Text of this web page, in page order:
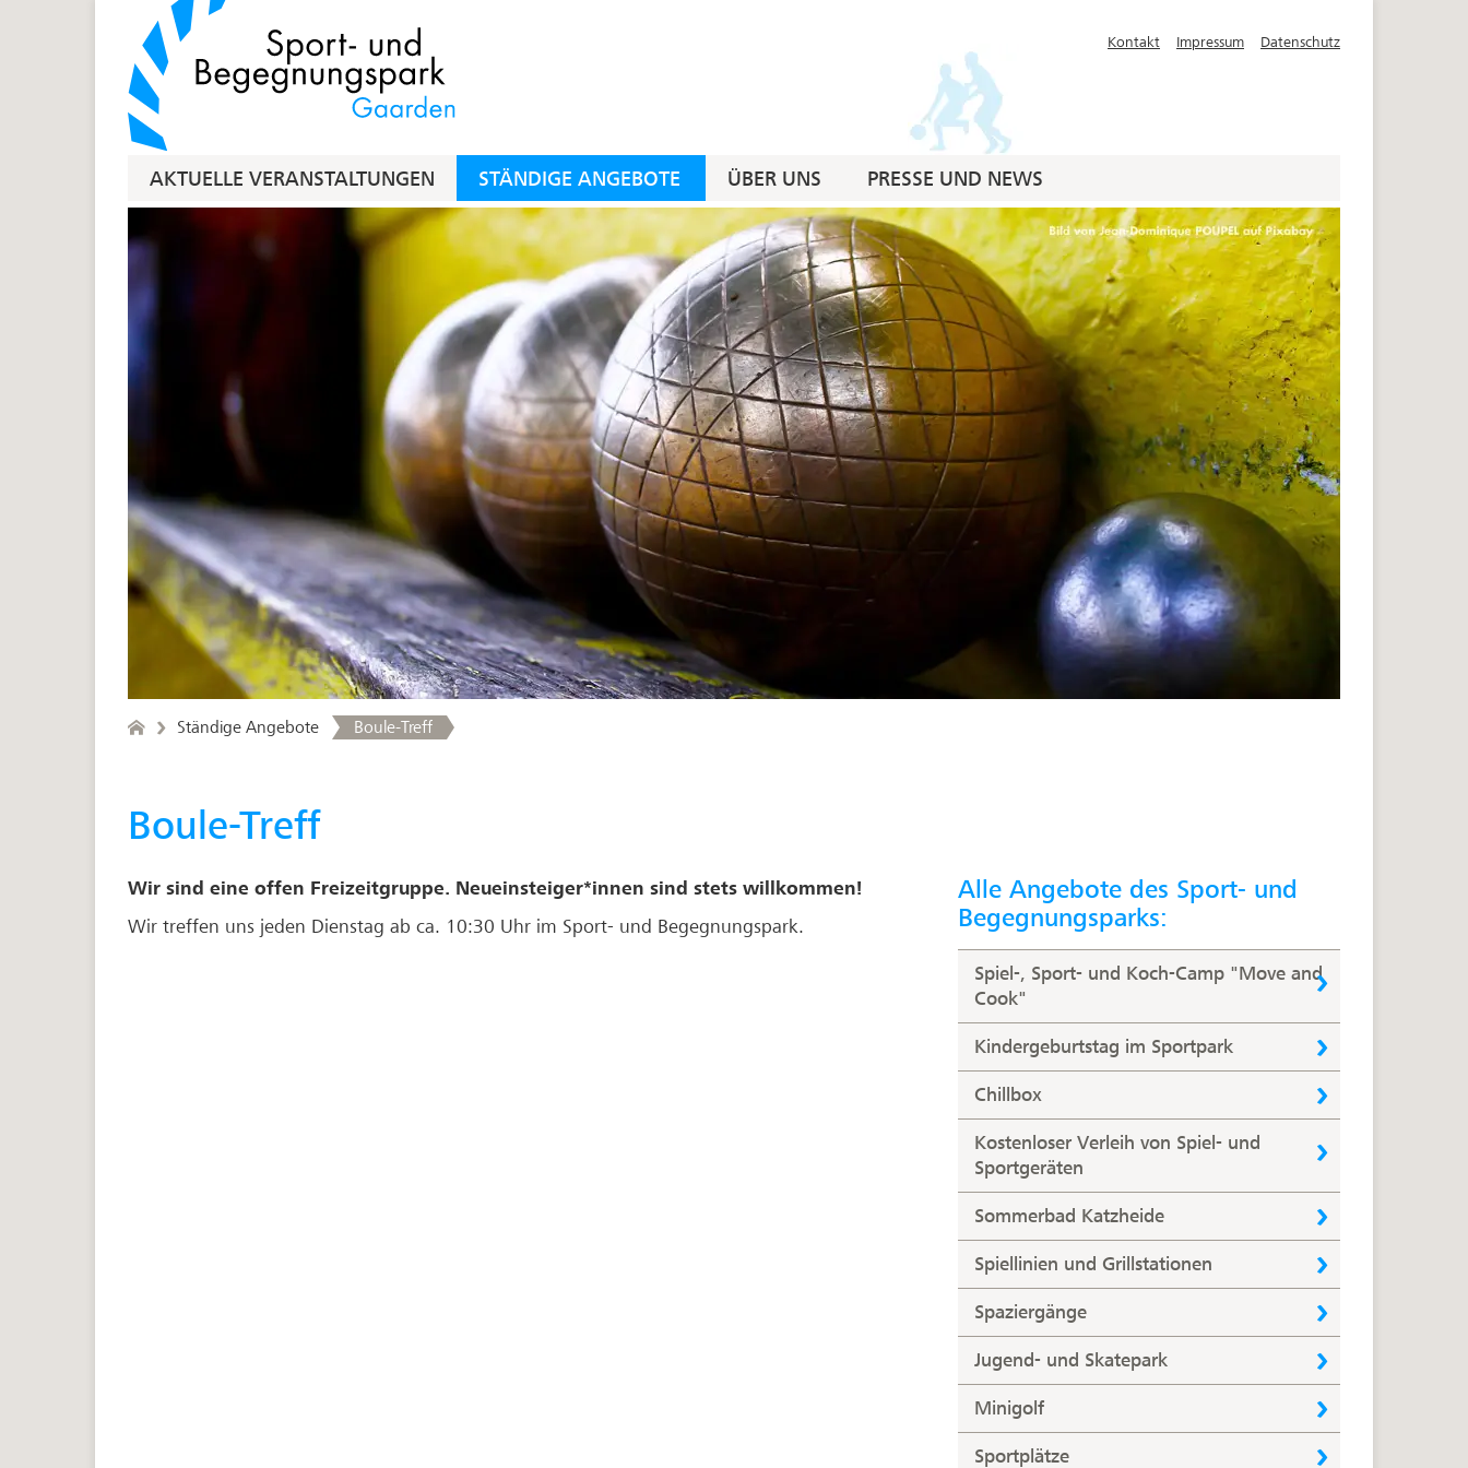
Datenschutz
Impressum
Kontakt
AKTUELLE VERANSTALTUNGEN STÄNDIGE ANGEBOTE ÜBER UNS PRESSE UND NEWS
Ständige Angebote Boule-Treff
Boule-Treff
Wir sind eine offen Freizeitgruppe. Neueinsteiger*innen sind stets willkommen!
Wir treffen uns jeden Dienstag ab ca. 10:30 Uhr im Sport- und Begegnungspark.
Alle Angebote des Sport- und
Begegnungsparks:
Spiel-, Sport- und Koch-Camp "Move and
Cook"
Kindergeburtstag im Sportpark
Chillbox
Kostenloser Verleih von Spiel- und
Sportgeräten
Sommerbad Katzheide
Spiellinien und Grillstationen
Spaziergänge
Jugend- und Skatepark
Minigolf
Sportplätze